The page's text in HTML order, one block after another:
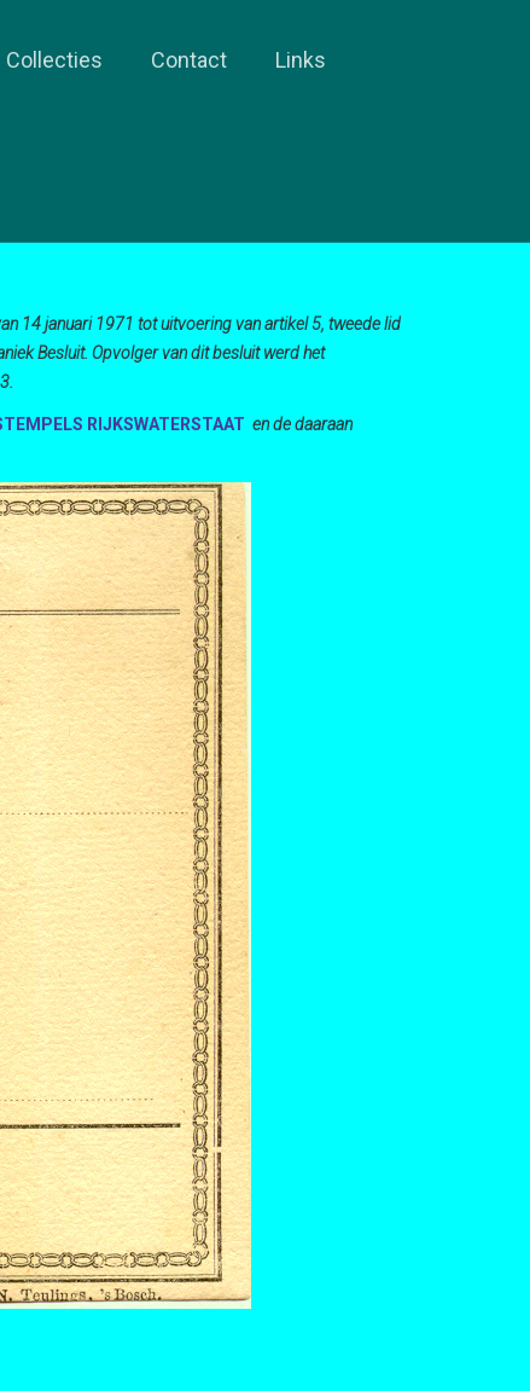
Collecties Contact Links
14 januari 1971 tot uitvoering van artikel 5, tweede lid
Besluit. Opvolger van dit besluit werd het
RIJKSWATERSTAAT en de daaraan